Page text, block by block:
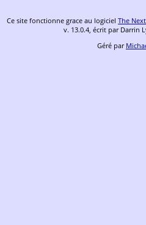
Ce site fonctionne grace au logiciel The
v. 13.0.4, écrit par Darrin
Géré par